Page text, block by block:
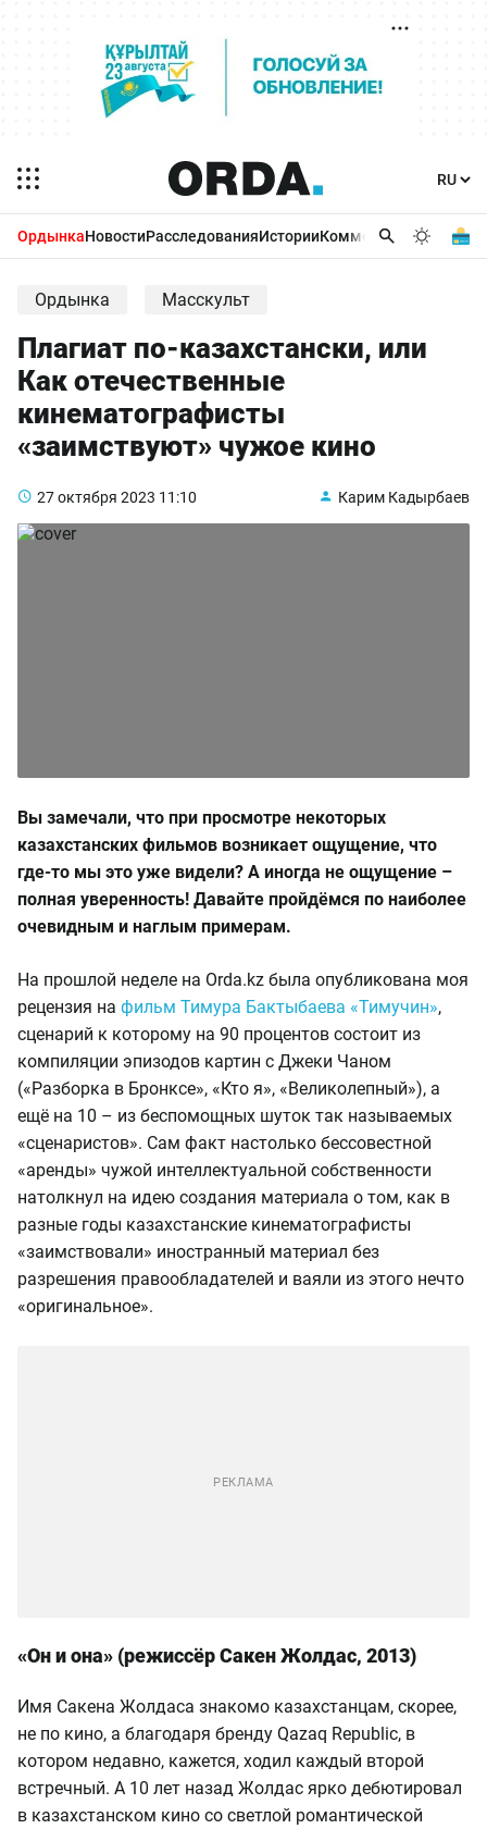
ОрдынкаНовостиРасследованияИсторииКомментарииБизнес
Ордынка Масскульт
Плагиат по-казахстански, или
Как отечественные
кинематографисты
«заимствуют» чужое кино
27 октября 2023 11:10 Карим Кадырбаев
Вы замечали, что при просмотре некоторых
казахстанских фильмов возникает ощущение, что
где-то мы это уже видели? А иногда не ощущение –
полная уверенность! Давайте пройдёмся по наиболее
очевидным и наглым примерам.
На прошлой неделе на Orda.kz была опубликована моя
рецензия на фильм Тимура Бактыбаева «Тимучин»,
сценарий к которому на 90 процентов состоит из
компиляции эпизодов картин с Джеки Чаном
(«Разборка в Бронксе», «Кто я», «Великолепный»), а
ещё на 10 – из беспомощных шуток так называемых
«сценаристов». Сам факт настолько бессовестной
«аренды» чужой интеллектуальной собственности
натолкнул на идею создания материала о том, как в
разные годы казахстанские кинематографисты
«заимствовали» иностранный материал без
разрешения правообладателей и ваяли из этого нечто
«оригинальное».
«Он и она» (режиссёр Сакен Жолдас, 2013)
Имя Сакена Жолдаса знакомо казахстанцам, скорее,
не по кино, а благодаря бренду Qazaq Republic, в
котором недавно, кажется, ходил каждый второй
встречный. А 10 лет назад Жолдас ярко дебютировал
в казахстанском кино со светлой романтической